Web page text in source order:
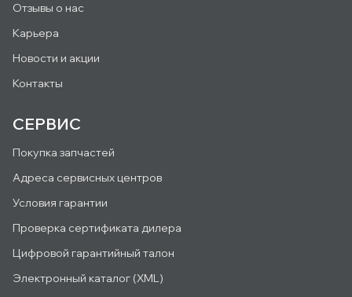
Отзывы о нас
Карьера
Новости и акции
Контакты
СЕРВИС
Покупка запчастей
Адреса сервисных центров
Условия гарантии
Проверка сертификата дилера
Цифровой гарантийный талон
Электронный каталог (XML)